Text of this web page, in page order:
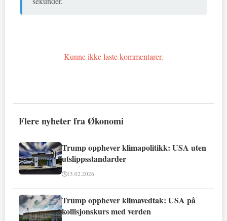
Kunne ikke laste kommentarer.
Flere nyheter fra Økonomi
Trump opphever klimapolitikk: USA uten
utslippsstandarder
13.02.2026
Trump opphever klimavedtak: USA på
kollisjonskurs med verden